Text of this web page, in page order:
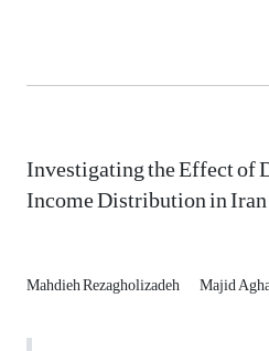
Investigating the Effect of
Income Distribution in Iran
Mahdieh Rezagholizadeh
Majid